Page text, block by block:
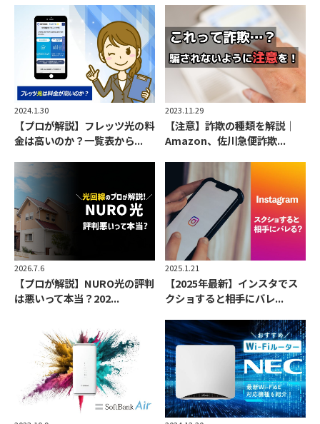
2024.1.30
【プロが解説】フレッツ光の料
金は高いのか？一覧表から...
2023.11.29
【注意】詐欺の種類を解説｜
Amazon、佐川急便詐欺...
2026.7.6
【プロが解説】NURO光の評判
は悪いって本当？202...
2025.1.21
【2025年最新】インスタでス
クショすると相手にバレ...